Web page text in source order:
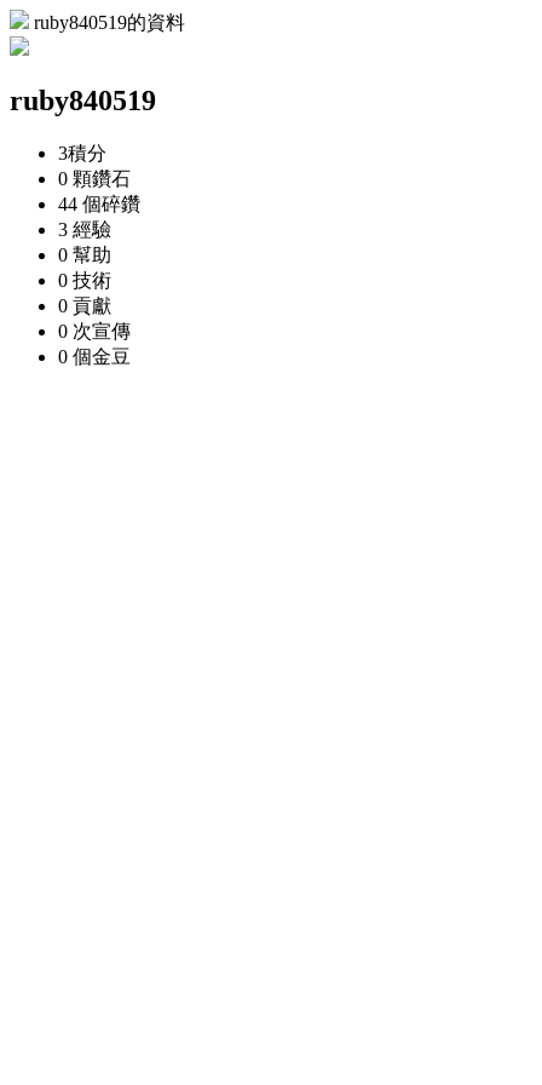
ruby840519的資料
ruby840519
3積分
0 顆鑽石
44 個碎鑽
3 經驗
0 幫助
0 技術
0 貢獻
0 次宣傳
0 個金豆